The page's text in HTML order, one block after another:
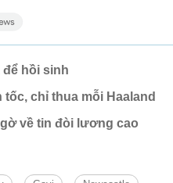
để hồi sinh
chỉ thua mỗi Haaland
về tin đòi lương cao